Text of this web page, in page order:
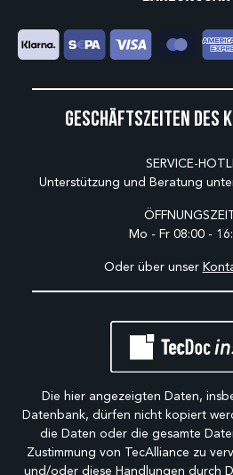
Geschäftszeiten des
SERVICE-
Unterstützung und Beratung
Mo - Fr 08:00 -
Oder über unser
Die hier angezeigten Daten,
Datenbank, dürfen nicht kopiert
die Daten oder die gesamte
Zustimmung von TecAlliance zu
und/oder diese Handlungen durch